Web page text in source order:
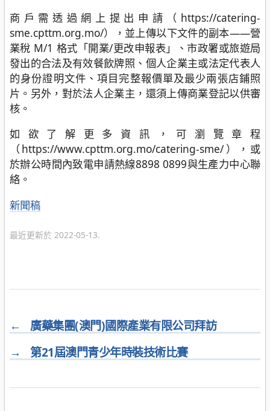
商戶需透過網上提出申請（https://catering-
sme.cpttm.org.mo/），並上傳以下文件的副本――營
業稅 M/1 格式「開業/更改申報表」、市政署或旅遊局
發出的合法及有效餐飲牌照、個人企業主或法定代表人
的身份證明文件、項目完整報價單及最少兩張店鋪照
片。另外，對於法人企業主，還須上傳商業登記以供審
核。
如欲了解更多資訊，可瀏覽章程
（https://www.cpttm.org.mo/catering-sme/），或
於辦公時間內致電申請熱線8898 0899與生產力中心聯
絡。
分
新聞稿
最近更新於 2022-05-13.
←
廣藥集團(澳門)國際產業有限公司拜訪
→
第21屆澳門青少年時裝技術比賽